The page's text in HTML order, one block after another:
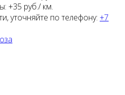
+35 руб./ км.
уточняйте по телефону: +7